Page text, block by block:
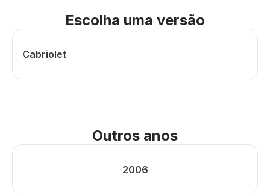
Escolha uma versão
Cabriolet
Outros anos
2006